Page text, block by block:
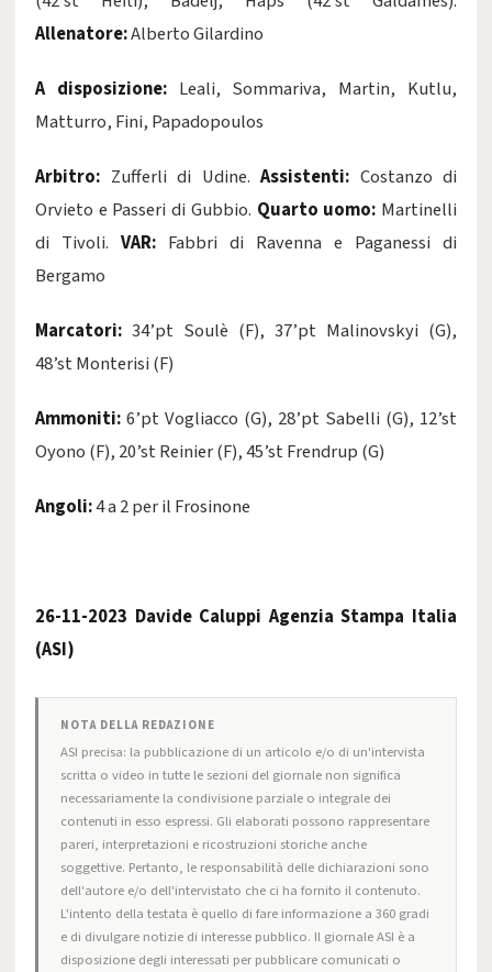
Allenatore:Alberto Gilardino
A disposizione:Leali, Sommariva, Martin, Kutlu,
Matturro, Fini, Papadopoulos
Arbitro: Zufferli di Udine. Assistenti: Costanzo di
Orvieto e Passeri di Gubbio. Quarto uomo: Martinelli
di Tivoli. VAR: Fabbri di Ravenna e Paganessi di
Bergamo
Marcatori: 34’pt Soulè (F), 37’pt Malinovskyi (G),
48’st Monterisi (F)
Ammoniti: 6’pt Vogliacco (G), 28’pt Sabelli (G), 12’st
Oyono (F), 20’st Reinier (F), 45’st Frendrup (G)
Angoli:4 a 2 per il Frosinone
26-11-2023 Davide Caluppi Agenzia Stampa Italia
(ASI)
NOTA DELLA REDAZIONE
ASI precisa: la pubblicazione di un articolo e/o di un'intervista
scritta o video in tutte le sezioni del giornale non significa
necessariamente la condivisione parziale o integrale dei
contenuti in esso espressi. Gli elaborati possono rappresentare
pareri, interpretazioni e ricostruzioni storiche anche
soggettive. Pertanto, le responsabilità delle dichiarazioni sono
dell'autore e/o dell'intervistato che ci ha fornito il contenuto.
L'intento della testata è quello di fare informazione a 360 gradi
e di divulgare notizie di interesse pubblico. Il giornale ASI è a
disposizione degli interessati per pubblicare comunicati o